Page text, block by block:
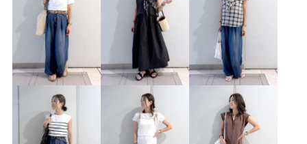
pic0627 RP25SSbag&shoes
RP25ssgoods RP26SS_goods
RP_ceremony きちんと感 きれいめ しっかりカバー
カジュアル コットン
シール ジーンズ スクエアトゥ ストラップ